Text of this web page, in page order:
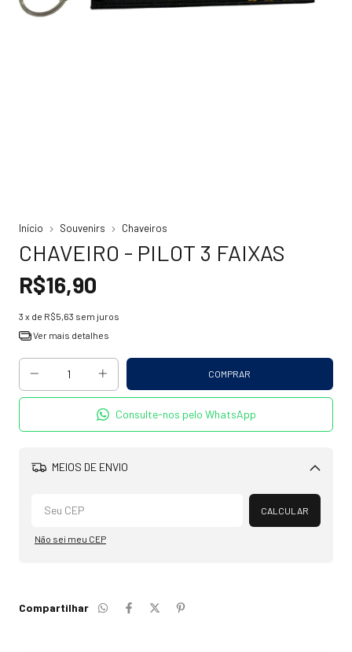
Início Souvenirs Chaveiros
CHAVEIRO - PILOT 3 FAIXAS
R$16,90
3 x de R$5,63 sem juros
Ver mais detalhes
Consulte-nos pelo WhatsApp
MEIOS DE ENVIO
Alterar CEP
CALCULAR
Não sei meu CEP
Compartilhar